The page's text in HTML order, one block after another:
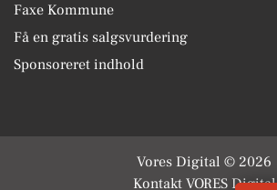
Faxe Kommune
Få en gratis salgsvurdering
Sponsoreret indhold
Vores Digital © 2026
Kontakt VORES Digital